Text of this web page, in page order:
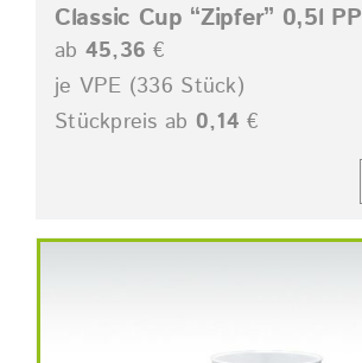
Classic Cup “Zipfer” 0,5l PP
ab 45,36 €
je VPE (336 Stück)
Stückpreis ab 0,14 €